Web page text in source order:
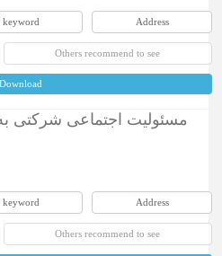
keyword Address
Others recommend to see
Download
مسئولیت اجتماعی شرکتی
keyword Address
Others recommend to see